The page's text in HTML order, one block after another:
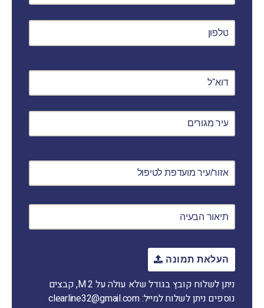
העלאת תמונה
ניתן לשלוח קובץ בגודל שלא עולה על 2 M
, קבצים
נוספים ניתן לשלוח למייל: clearline32@gmail.com